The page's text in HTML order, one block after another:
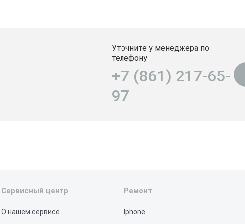
Уточните у менеджера по
телефону
+7 (861) 217-65-
97
Сервисный центр
О нашем сервисе
Ремонт
Iphone